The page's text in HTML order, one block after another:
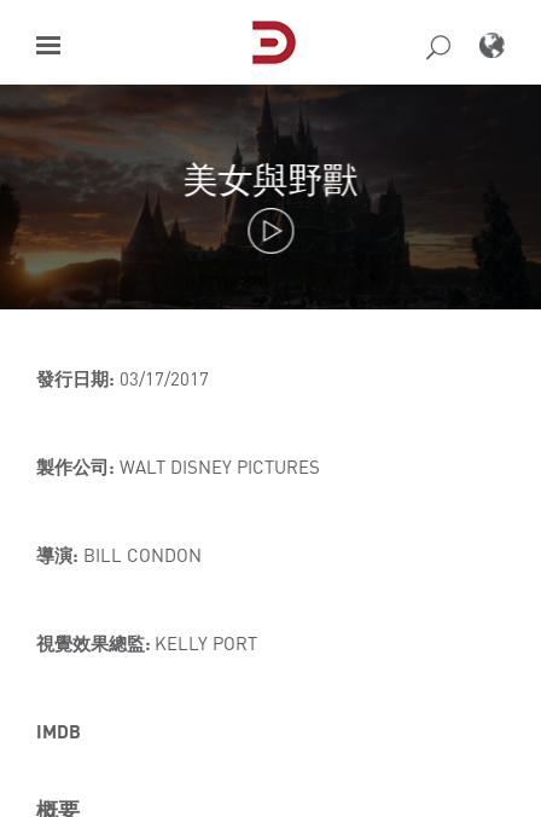
content
美女與野獸
發行日期: 03/17/2017
製作公司: WALT DISNEY PICTURES
導演: BILL CONDON
視覺效果總監: KELLY PORT
IMDB
概要